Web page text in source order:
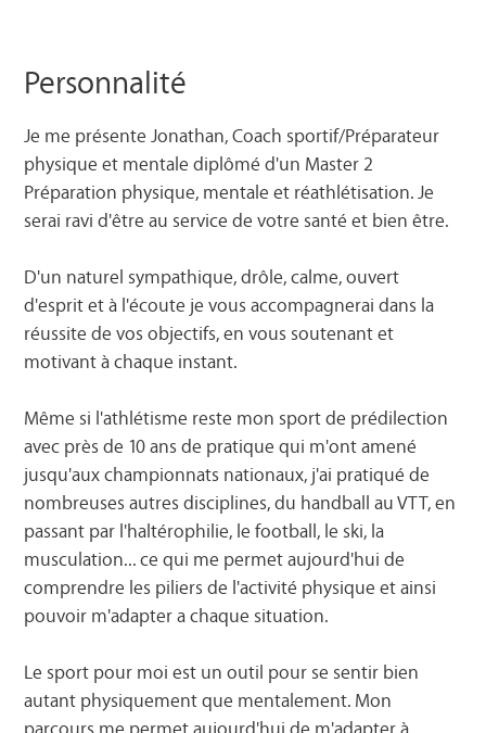
Personnalité
Je me présente Jonathan, Coach sportif/Préparateur
physique et mentale diplômé d'un Master 2
Préparation physique, mentale et réathlétisation. Je
serai ravi d'être au service de votre santé et bien être.
D'un naturel sympathique, drôle, calme, ouvert
d'esprit et à l'écoute je vous accompagnerai dans la
réussite de vos objectifs, en vous soutenant et
motivant à chaque instant.
Même si l'athlétisme reste mon sport de prédilection
avec près de 10 ans de pratique qui m'ont amené
jusqu'aux championnats nationaux, j'ai pratiqué de
nombreuses autres disciplines, du handball au VTT, en
passant par l'haltérophilie, le football, le ski, la
musculation... ce qui me permet aujourd'hui de
comprendre les piliers de l'activité physique et ainsi
pouvoir m'adapter a chaque situation.
Le sport pour moi est un outil pour se sentir bien
autant physiquement que mentalement. Mon